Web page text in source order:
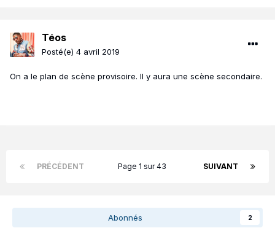
Téos
Posté(e) 4 avril 2019
On a le plan de scène provisoire. Il y aura une scène secondaire.
PRÉCÉDENT SUIVANT
Page 1 sur 43
Abonnés 2